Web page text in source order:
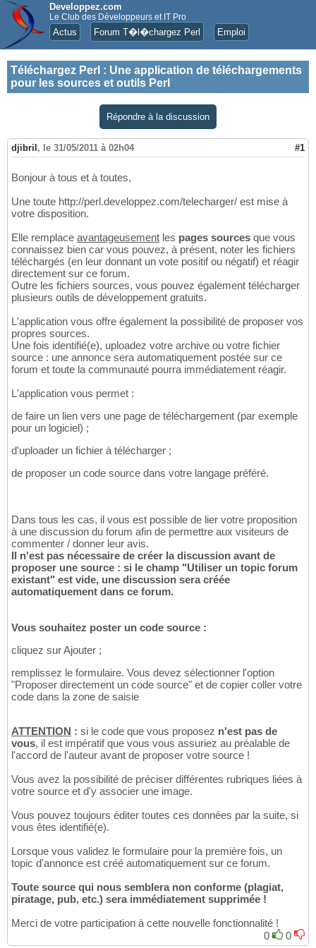
Developpez.com
Le Club des Développeurs et IT Pro
Actus Forum T�l�chargez Perl Emploi
Téléchargez Perl : Une application de téléchargements
pour les sources et outils Perl
Répondre à la discussion
djibril , le 31/05/2011 à 02h04 #1
Bonjour à tous et à toutes,
Une toute http://perl.developpez.com/telecharger/ est mise à
votre disposition.
Elle remplace avantageusement les pages sources que vous
connaissez bien car vous pouvez, à présent, noter les fichiers
téléchargés (en leur donnant un vote positif ou négatif) et réagir
directement sur ce forum.
Outre les fichiers sources, vous pouvez également télécharger
plusieurs outils de développement gratuits.
L'application vous offre également la possibilité de proposer vos
propres sources.
Une fois identifié(e), uploadez votre archive ou votre fichier
source : une annonce sera automatiquement postée sur ce
forum et toute la communauté pourra immédiatement réagir.
L'application vous permet :
de faire un lien vers une page de téléchargement (par exemple
pour un logiciel) ;
d'uploader un fichier à télécharger ;
de proposer un code source dans votre langage préféré.
Dans tous les cas, il vous est possible de lier votre proposition
à une discussion du forum afin de permettre aux visiteurs de
commenter / donner leur avis.
Il n'est pas nécessaire de créer la discussion avant de
proposer une source : si le champ "Utiliser un topic forum
existant" est vide, une discussion sera créée
automatiquement dans ce forum.
Vous souhaitez poster un code source :
cliquez sur Ajouter ;
remplissez le formulaire. Vous devez sélectionner l'option
"Proposer directement un code source" et de copier coller votre
code dans la zone de saisie
ATTENTION : si le code que vous proposez n'est pas de
vous, il est impératif que vous vous assuriez au préalable de
l'accord de l'auteur avant de proposer votre source !
Vous avez la possibilité de préciser différentes rubriques liées à
votre source et d'y associer une image.
Vous pouvez toujours éditer toutes ces données par la suite, si
vous êtes identifié(e).
Lorsque vous validez le formulaire pour la première fois, un
topic d'annonce est créé automatiquement sur ce forum.
Toute source qui nous semblera non conforme (plagiat,
piratage, pub, etc.) sera immédiatement supprimée !
Merci de votre participation à cette nouvelle fonctionnalité !
0
0